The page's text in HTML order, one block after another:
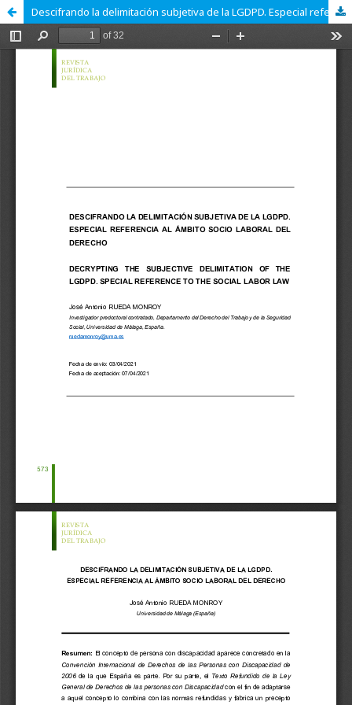
Descifrando la delimitación subjetiva de la LGDPD. Especial referencia al ámbito socio laboral del derecho